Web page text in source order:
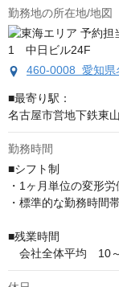
勤務地の所在地/地図
460-0008 愛知
■最寄り駅：
名古屋市営地下鉄東
勤務時間
■シフト制
・1ヶ月単位の変形労
・標準的な勤務時間
■残業時間
会社全体平均　10